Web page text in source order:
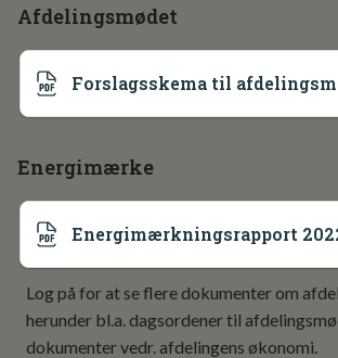
Afdelingsmødet
Forslagsskema til
Energimærke
Energimærkningsrapport
Log på for at se flere dokumenter om
herunder bl.a. dagsordener til
dokumenter vedr. afdelingens økonomi.